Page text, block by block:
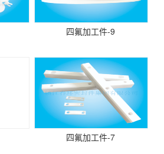
四氟加工件-9
四氟加工件-7